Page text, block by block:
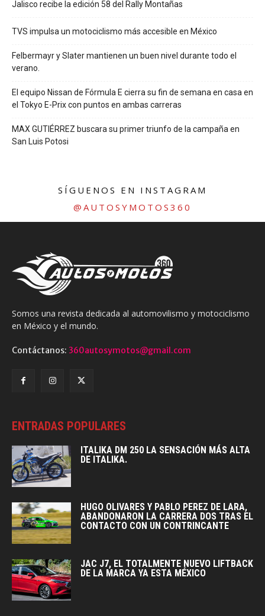
Jalisco recibe la edición 58 del Rally Montañas
TVS impulsa un motociclismo más accesible en México
Felbermayr y Slater mantienen un buen nivel durante todo el
verano.
El equipo Nissan de Fórmula E cierra su fin de semana en casa en
el Tokyo E-Prix con puntos en ambas carreras
MAX GUTIÉRREZ buscara su primer triunfo de la campaña en
San Luis Potosi
SÍGUENOS EN INSTAGRAM
@AUTOSYMOTOS360
Somos una revista dedicada al automovilismo y motociclismo
en México y el mundo.
Contáctanos: 360autosymotos@gmail.com
ENTRADAS POPULARES
ITALIKA DM 250 LA SENSACIÓN MÁS ALTA
DE ITALIKA.
HUGO OLIVARES Y PABLO PEREZ DE LARA,
ABANDONARON LA CARRERA DOS TRAS EL
CONTACTO CON UN CONTRINCANTE
JAC J7, EL TOTALMENTE NUEVO LIFTBACK
DE LA MARCA YA ESTA MÉXICO